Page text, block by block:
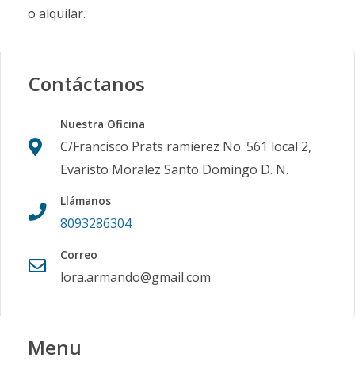
o alquilar.
Contáctanos
Nuestra Oficina
C/Francisco Prats ramierez No. 561 local 2,
Evaristo Moralez Santo Domingo D. N.
Llámanos
8093286304
Correo
lora.armando@gmail.com
Menu